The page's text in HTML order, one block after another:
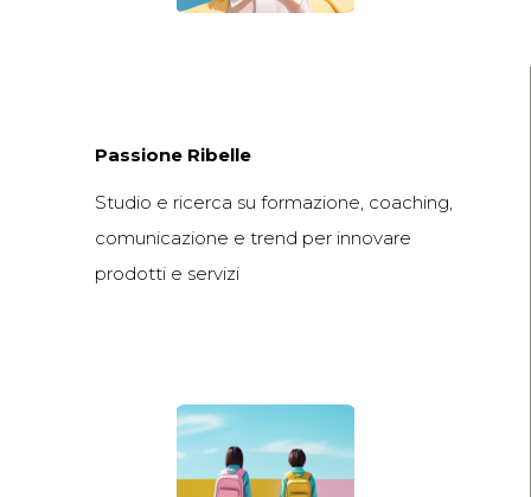
Passione Ribelle
Studio e ricerca su formazione, coaching,
comunicazione e trend per innovare
prodotti e servizi